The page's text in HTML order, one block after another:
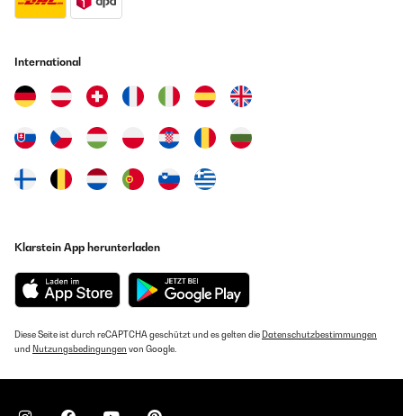
International
Klarstein App herunterladen
Diese Seite ist durch reCAPTCHA geschützt und es gelten die Datenschutzbestimmungen
und Nutzungsbedingungen von Google.